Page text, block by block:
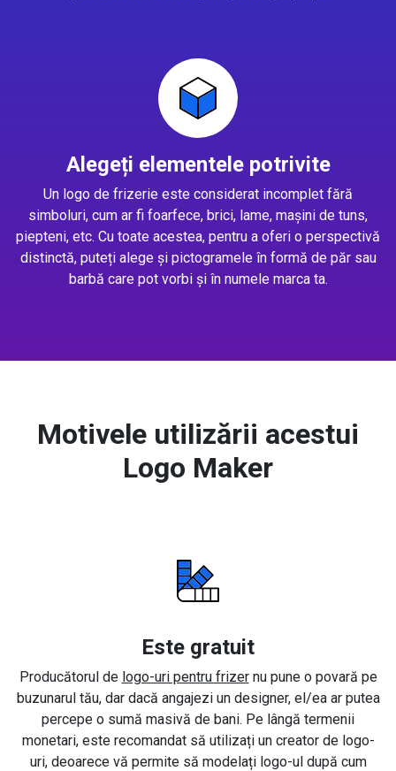
Alegeți elementele potrivite
Un logo de frizerie este considerat incomplet fără
simboluri, cum ar fi foarfece, brici, lame, mașini de tuns,
piepteni, etc. Cu toate acestea, pentru a oferi o perspectivă
distinctă, puteți alege și pictogramele în formă de păr sau
barbă care pot vorbi și în numele marca ta.
Motivele utilizării acestui
Logo Maker
Este gratuit
Producătorul de logo-uri pentru frizernu pune o povară pe
buzunarul tău, dar dacă angajezi un designer, el/ea ar putea
percepe o sumă masivă de bani. Pe lângă termenii
monetari, este recomandat să utilizați un creator de logo-
uri, deoarece vă permite să modelați logo-ul după cum